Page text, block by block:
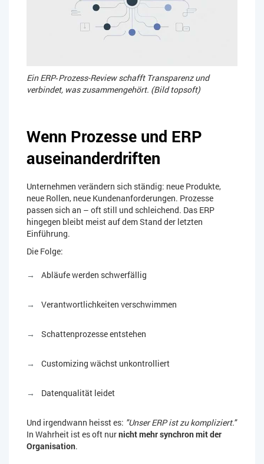
Ein ERP‑Prozess-Review schafft Transparenz und
verbindet, was zusammengehört. (Bild topsoft)
Wenn Prozesse und ERP
auseinanderdriften
Unternehmen verändern sich ständig: neue Produkte,
neue Rollen, neue Kundenanforderungen. Prozesse
passen sich an – oft still und schleichend. Das ERP
hingegen bleibt meist auf dem Stand der letzten
Einführung.
Die Folge:
Abläufe werden schwerfällig
Verantwortlichkeiten verschwimmen
Schattenprozesse entstehen
Customizing wächst unkontrolliert
Datenqualität leidet
Und irgendwann heisst es: "Unser ERP ist zu kompliziert."
In Wahrheit ist es oft nurnicht mehr synchron mit der
Organisation.